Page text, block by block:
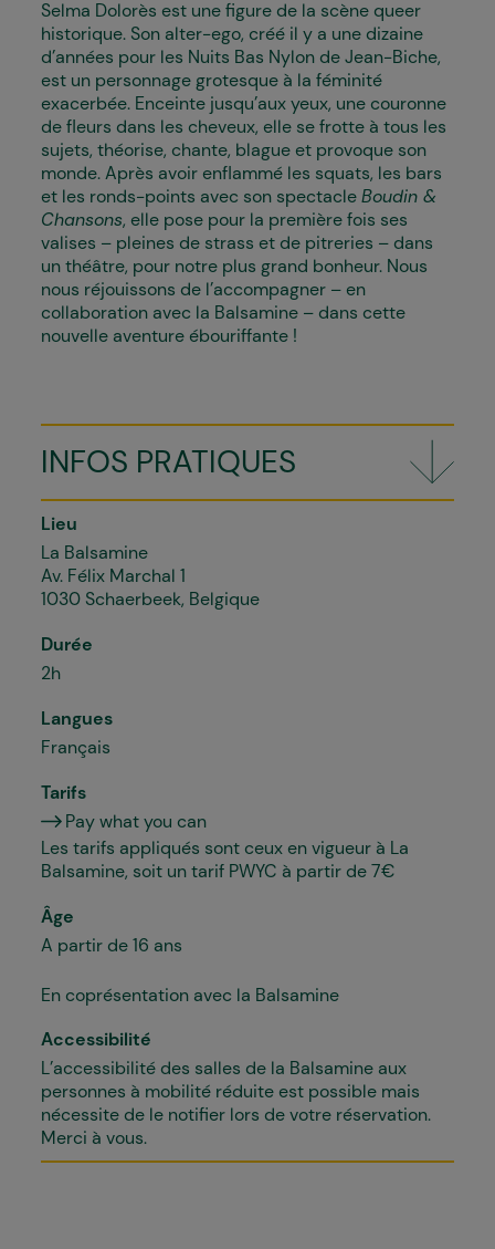
INFOS PRATIQUES
Lieu
La Balsamine
Av. Félix Marchal 1
1030 Schaerbeek, Belgique
Durée
2h
Langues
Français
Tarifs
Pay what you can
Les tarifs appliqués sont ceux en vigueur à La
Balsamine, soit un tarif PWYC à partir de 7€
Âge
A partir de 16 ans
En coprésentation avec la Balsamine
Accessibilité
L’accessibilité des salles de la Balsamine aux
personnes à mobilité réduite est possible mais
nécessite de le notifier lors de votre réservation.
Merci à vous.
Selma Dolorès est une figure de la scène queer
historique. Son alter-ego, créé il y a une dizaine
d’années pour les Nuits Bas Nylon de Jean-Biche,
est un personnage grotesque à la féminité
exacerbée. Enceinte jusqu’aux yeux, une couronne
de fleurs dans les cheveux, elle se frotte à tous les
sujets, théorise, chante, blague et provoque son
monde. Après avoir enflammé les squats, les bars
et les ronds-points avec son spectacleBoudin &
Chansons, elle pose pour la première fois ses
valises – pleines de strass et de pitreries – dans
un théâtre, pour notre plus grand bonheur. Nous
nous réjouissons de l’accompagner – en
collaboration avec la Balsamine – dans cette
nouvelle aventure ébouriffante !